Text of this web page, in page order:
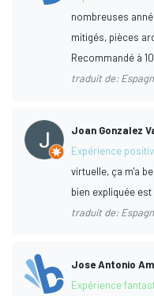
nombreuses
mitigés, pièces
Recommandé à
traduit de:
Joan Gonzalez
Expérience
virtuelle, ça m'a
bien expliquée
traduit de:
Jose Antonio
Expérience